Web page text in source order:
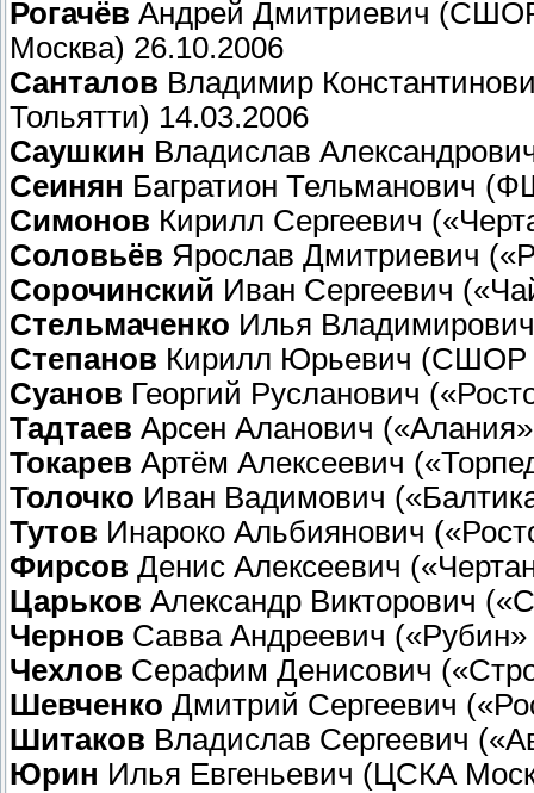
Рогачёв Андрей Дмитриевич (СШОР
Москва) 26.10.2006
Санталов Владимир
Тольятти) 14.03.2006
Саушкин Владислав
Сеинян Багратион Тельманович
Симонов Кирилл Сергеевич
Соловьёв Ярослав Дмитриевич
Сорочинский Иван Сергеевич
Стельмаченко Илья
Степанов Кирилл Юрьевич (СШОР
Суанов Георгий Русланович
Тадтаев Арсен Аланович
Токарев Артём Алексеевич
Толочко Иван Вадимович
Тутов Инароко Альбиянович
Фирсов Денис Алексеевич
Царьков Александр Викторович
Чернов Савва Андреевич («Рубин»
Чехлов Серафим Денисович
Шевченко Дмитрий Сергеевич
Шитаков Владислав Сергеевич
Юрин Илья Евгеньевич (ЦСКА